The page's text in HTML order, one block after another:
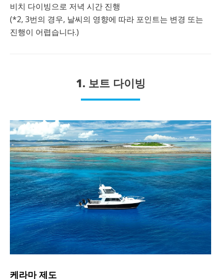
비치 다이빙으로 저녁 시간 진행
(*2, 3번의 경우, 날씨의 영향에 따라 포인트는 변경 또는
진행이 어렵습니다.)
1. 보트 다이빙
케라마 제도